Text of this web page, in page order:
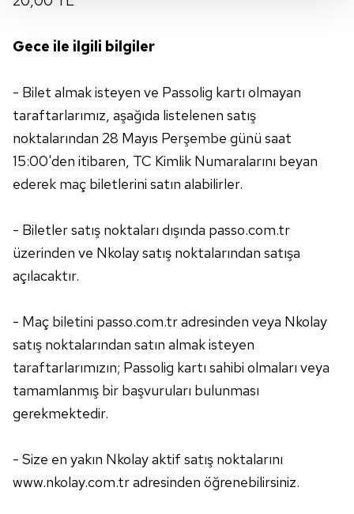
Her halükârda, kullanıcılar, bu çerezlere izin vermedikleri
gösterilmeyecektir."
Sitemizde kendimize ve üçüncü kişilere ait çerezler
kullanılmaktadır. Bu çerezler vasıtasıyla çeşitli kişisel
verileriniz işlenmekte olup gerekli olan çerezler bilgi
toplumu hizmetlerinin sunulması amacıyla
kullanılmaktadır. Diğer çerezler, sitemizin daha işlevsel
kılınması ve kişiselleştirilmesi ve sizlere yönelik
sınırlı olarak açık rızanız dahilinde kullanılacaktır.
Çerezlere ilişkin tercihlerinizi aşağıda yer alan panel
Metnimiziziyaret edebilirsiniz.
6698 sayılı Kişisel Verilerin Korunması Kanunu uyarınca
hazırlanmış Aydınlatma Metnimizi okumak ve sitemizde
ilgili mevzuata uygun olarak kullanılan çerezlerle ilgili bilgi
almak için lütfen
Gece ile ilgili bilgiler
- Bilet almak isteyen ve Passolig kartı olmayan
taraftarlarımız, aşağıda listelenen satış
noktalarından 28 Mayıs Perşembe günü saat
15:00'den itibaren, TC Kimlik Numaralarını beyan
ederek maç biletlerini satın alabilirler.
- Biletler satış noktaları dışında passo.com.tr
üzerinden ve Nkolay satış noktalarından satışa
açılacaktır.
- Maç biletini passo.com.tr adresinden veya Nkolay
satış noktalarından satın almak isteyen
taraftarlarımızın; Passolig kartı sahibi olmaları veya
tamamlanmış bir başvuruları bulunması
gerekmektedir.
- Size en yakın Nkolay aktif satış noktalarını
www.nkolay.com.tr adresinden öğrenebilirsiniz.